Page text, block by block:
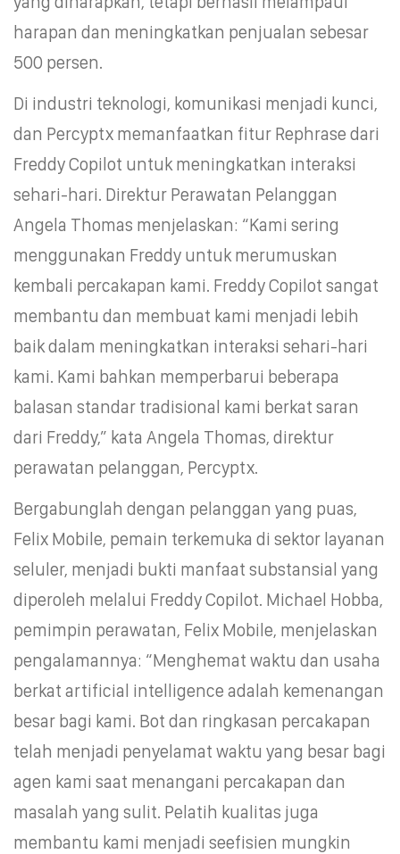
harapan dan meningkatkan penjualan sebesar
500 persen.
Di industri teknologi, komunikasi menjadi kunci,
dan Percyptx memanfaatkan fitur Rephrase dari
Freddy Copilot untuk meningkatkan interaksi
sehari-hari. Direktur Perawatan Pelanggan
Angela Thomas menjelaskan: “Kami sering
menggunakan Freddy untuk merumuskan
kembali percakapan kami. Freddy Copilot sangat
membantu dan membuat kami menjadi lebih
baik dalam meningkatkan interaksi sehari-hari
kami. Kami bahkan memperbarui beberapa
balasan standar tradisional kami berkat saran
dari Freddy,” kata Angela Thomas, direktur
perawatan pelanggan, Percyptx.
Bergabunglah dengan pelanggan yang puas,
Felix Mobile, pemain terkemuka di sektor layanan
seluler, menjadi bukti manfaat substansial yang
diperoleh melalui Freddy Copilot. Michael Hobba,
pemimpin perawatan, Felix Mobile, menjelaskan
pengalamannya: “Menghemat waktu dan usaha
berkat artificial intelligence adalah kemenangan
besar bagi kami. Bot dan ringkasan percakapan
telah menjadi penyelamat waktu yang besar bagi
agen kami saat menangani percakapan dan
masalah yang sulit. Pelatih kualitas juga
membantu kami menjadi seefisien mungkin